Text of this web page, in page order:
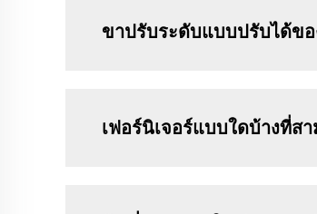
ขาปรับระดับแบบปรับได้ข
เฟอร์นิเจอร์แบบใดบ้างที่